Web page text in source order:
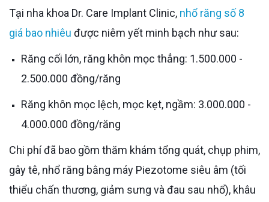
Tại nha khoa Dr. Care Implant Clinic, nhổ răng số 8
giá bao nhiêu được niêm yết minh bạch như sau:
Răng cối lớn, răng khôn mọc thẳng: 1.500.000 -
2.500.000 đồng/răng
Răng khôn mọc lệch, mọc kẹt, ngầm: 3.000.000 -
4.000.000 đồng/răng
Chi phí đã bao gồm thăm khám tổng quát, chụp phim,
gây tê, nhổ răng bằng máy Piezotome siêu âm (tối
thiểu chấn thương, giảm sưng và đau sau nhổ), khâu